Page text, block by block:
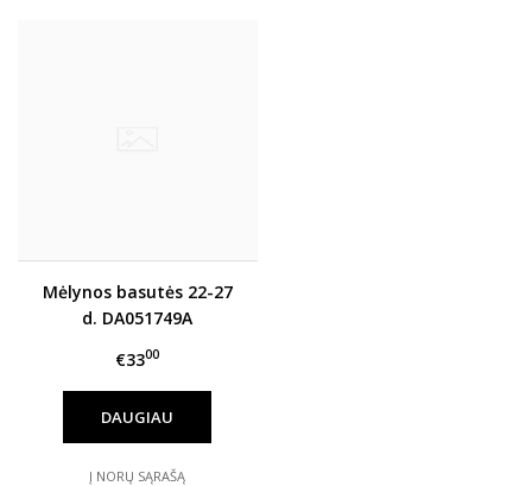
Mėlynos basutės 22-27
d. DA051749A
€3300
DAUGIAU
Į NORŲ SĄRAŠĄ